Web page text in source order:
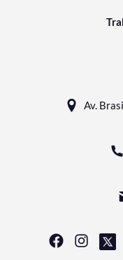
Av.